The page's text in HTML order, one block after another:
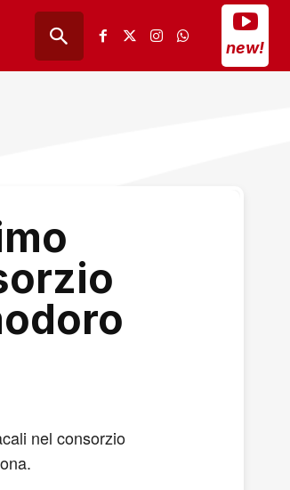
new!
nel consorzio